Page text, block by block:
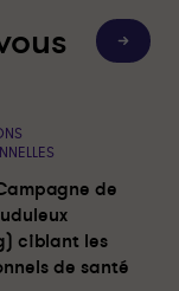
T
o
a
l
de
ciblant les
de santé